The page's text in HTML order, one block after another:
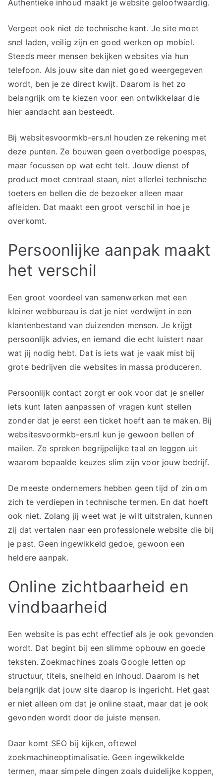
Authentieke inhoud maakt je website geloofwaardig.
Vergeet ook niet de technische kant. Je site moet
snel laden, veilig zijn en goed werken op mobiel.
Steeds meer mensen bekijken websites via hun
telefoon. Als jouw site dan niet goed weergegeven
wordt, ben je ze direct kwijt. Daarom is het zo
belangrijk om te kiezen voor een ontwikkelaar die
hier aandacht aan besteedt.
Bij websitesvoormkb-ers.nl houden ze rekening met
deze punten. Ze bouwen geen overbodige poespas,
maar focussen op wat echt telt. Jouw dienst of
product moet centraal staan, niet allerlei technische
toeters en bellen die de bezoeker alleen maar
afleiden. Dat maakt een groot verschil in hoe je
overkomt.
Persoonlijke aanpak maakt
het verschil
Een groot voordeel van samenwerken met een
kleiner webbureau is dat je niet verdwijnt in een
klantenbestand van duizenden mensen. Je krijgt
persoonlijk advies, en iemand die echt luistert naar
wat jij nodig hebt. Dat is iets wat je vaak mist bij
grote bedrijven die websites in massa produceren.
Persoonlijk contact zorgt er ook voor dat je sneller
iets kunt laten aanpassen of vragen kunt stellen
zonder dat je eerst een ticket hoeft aan te maken. Bij
websitesvoormkb-ers.nl kun je gewoon bellen of
mailen. Ze spreken begrijpelijke taal en leggen uit
waarom bepaalde keuzes slim zijn voor jouw bedrijf.
De meeste ondernemers hebben geen tijd of zin om
zich te verdiepen in technische termen. En dat hoeft
ook niet. Zolang jij weet wat je wilt uitstralen, kunnen
zij dat vertalen naar een professionele website die bij
je past. Geen ingewikkeld gedoe, gewoon een
heldere aanpak.
Online zichtbaarheid en
vindbaarheid
Een website is pas echt effectief als je ook gevonden
wordt. Dat begint bij een slimme opbouw en goede
teksten. Zoekmachines zoals Google letten op
structuur, titels, snelheid en inhoud. Daarom is het
belangrijk dat jouw site daarop is ingericht. Het gaat
er niet alleen om dat je online staat, maar dat je ook
gevonden wordt door de juiste mensen.
Daar komt SEO bij kijken, oftewel
zoekmachineoptimalisatie. Geen ingewikkelde
termen, maar simpele dingen zoals duidelijke koppen,